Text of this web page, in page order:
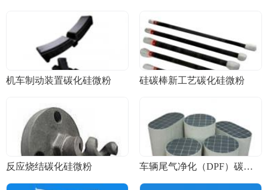
机车制动装置碳化硅微粉 硅碳棒新工艺碳化硅微粉
反应烧结碳化硅微粉 车辆尾气净化（DPF）碳化硅微粉